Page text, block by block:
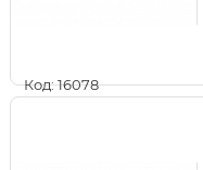
Код: 16078